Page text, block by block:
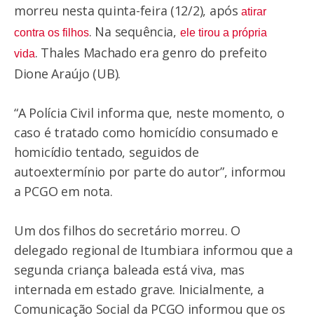
morreu nesta quinta-feira (12/2), apósatirar
contra os filhos. Na sequência, ele tirou a própria
vida. Thales Machado era genro do prefeito
Dione Araújo (UB).
“A Polícia Civil informa que, neste momento, o
caso é tratado como homicídio consumado e
homicídio tentado, seguidos de
autoextermínio por parte do autor”, informou
a PCGO em nota.
Um dos filhos do secretário morreu. O
delegado regional de Itumbiara informou que a
segunda criança baleada está viva, mas
internada em estado grave. Inicialmente, a
Comunicação Social da PCGO informou que os